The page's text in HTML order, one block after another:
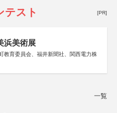
テスト [PR]
浜美術展
教育委員会、福井新聞社、関西電力株
一覧